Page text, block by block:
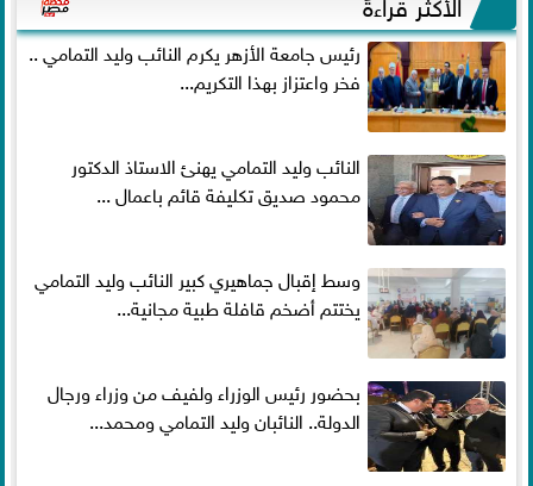
رئيس جامعة الأزهر يكرم النائب وليد التمامي ..
فخر واعتزاز بهذا التكريم...
النائب وليد التمامي يهنئ الاستاذ الدكتور
محمود صديق تكليفة قائم باعمال ...
وسط إقبال جماهيري كبير النائب وليد التمامي
يختتم أضخم قافلة طبية مجانية...
بحضور رئيس الوزراء ولفيف من وزراء ورجال
الدولة.. النائبان وليد التمامي ومحمد...